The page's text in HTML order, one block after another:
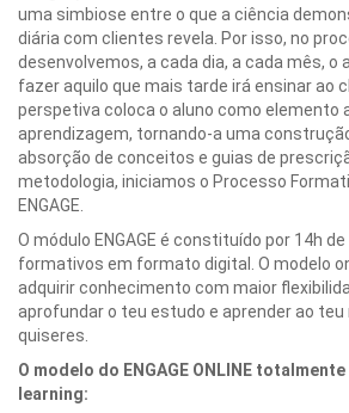
uma simbiose entre o que a ciência
diária com clientes revela. Por isso, no
desenvolvemos, a cada dia, a cada mês, o
fazer aquilo que mais tarde irá ensinar ao
perspetiva coloca o aluno como elemento
aprendizagem, tornando-a uma
absorção de conceitos e guias de
metodologia, iniciamos o Processo
ENGAGE.
O módulo ENGAGE é constituído por 14h
formativos em formato digital. O modelo
adquirir conhecimento com maior
aprofundar o teu estudo e aprender ao teu
quiseres.
O modelo do ENGAGE ONLINE
learning: